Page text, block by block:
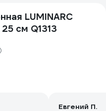
LUMINARC
см Q1313
Евгений П.